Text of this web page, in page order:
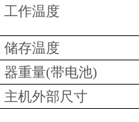
工作温度
储存温度
器重量(带电池)
主机外部尺寸